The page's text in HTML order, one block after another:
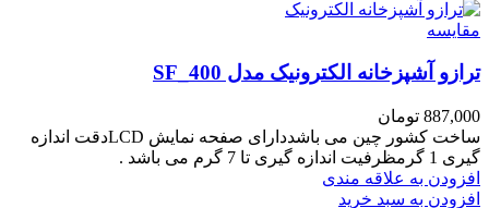
مقایسه
ترازو آشپزخانه الکترونیک مدل SF_400
887,000 تومان
ساخت کشور چین می باشددارای صفحه نمایش LCDدقت اندازه
گیری 1 گرمظرفیت اندازه گیری تا 7 گرم می باشد .
افزودن به علاقه مندی
افزودن به سبد خرید